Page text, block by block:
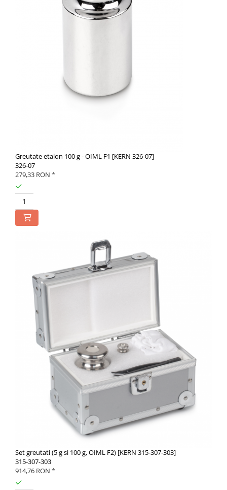
Greutate etalon 100 g - OIML F1 [KERN 326-07]
326-07
279,33 RON *
Set greutati (5 g si 100 g, OIML F2) [KERN 315-307-303]
315-307-303
914,76 RON *